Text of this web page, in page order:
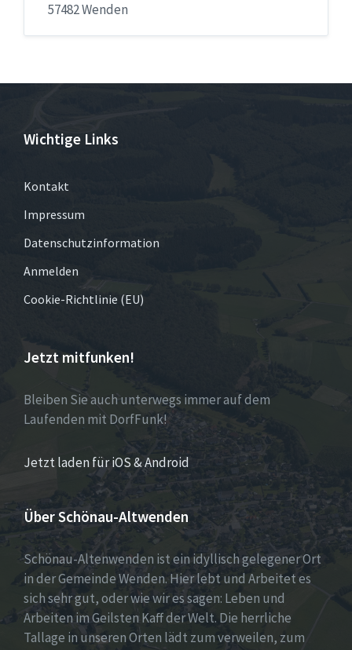
57482 Wenden
Wichtige Links
Kontakt
Impressum
Datenschutzinformation
Anmelden
Cookie-Richtlinie (EU)
Jetzt mitfunken!
Bleiben Sie auch unterwegs immer auf dem
Laufenden mit DorfFunk!
Jetzt laden für iOS & Android
Über Schönau-Altwenden
Schönau-Altenwenden ist ein idyllisch gelegener Ort
in der Gemeinde Wenden. Hier lebt und Arbeitet es
sich sehr gut, oder wie wir es sagen: Leben und
Arbeiten im Geilsten Kaff der Welt. Die herrliche
Tallage in unseren Orten lädt zum verweilen, zum